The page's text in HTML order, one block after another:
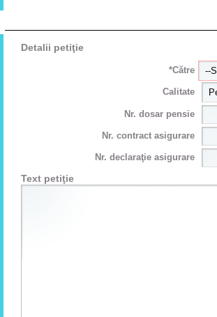
Detalii petiţie
*Către
Calitate
Nr. dosar pensie
Nr. contract asigurare
Nr. declaraţie asigurare
Text petiţie